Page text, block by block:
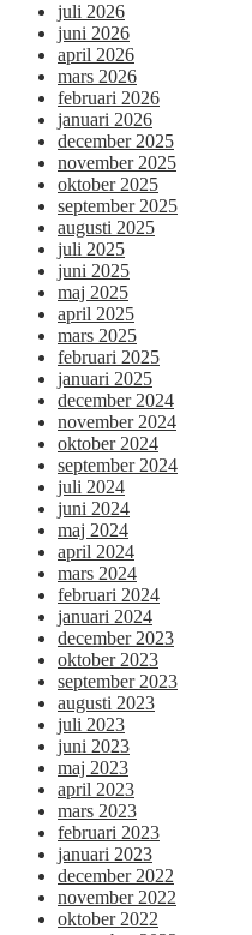
juli 2026
juni 2026
april 2026
mars 2026
februari 2026
januari 2026
december 2025
november 2025
oktober 2025
september 2025
augusti 2025
juli 2025
juni 2025
maj 2025
april 2025
mars 2025
februari 2025
januari 2025
december 2024
november 2024
oktober 2024
september 2024
juli 2024
juni 2024
maj 2024
april 2024
mars 2024
februari 2024
januari 2024
december 2023
oktober 2023
september 2023
augusti 2023
juli 2023
juni 2023
maj 2023
april 2023
mars 2023
februari 2023
januari 2023
december 2022
november 2022
oktober 2022